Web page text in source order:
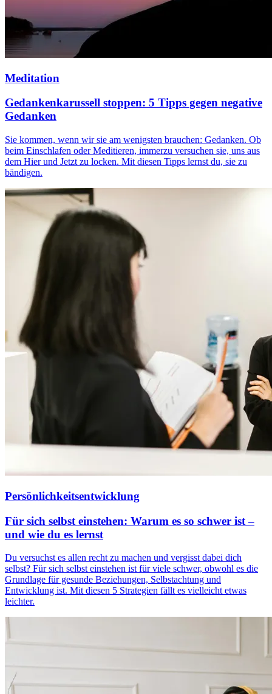
Meditation
Gedankenkarussell stoppen: 5 Tipps gegen negative
Gedanken
Sie kommen, wenn wir sie am wenigsten brauchen: Gedanken. Ob
beim Einschlafen oder Meditieren, immerzu versuchen sie, uns aus
dem Hier und Jetzt zu locken. Mit diesen Tipps lernst du, sie zu
bändigen.
Persönlichkeitsentwicklung
Für sich selbst einstehen: Warum es so schwer ist –
und wie du es lernst
Du versuchst es allen recht zu machen und vergisst dabei dich
selbst? Für sich selbst einstehen ist für viele schwer, obwohl es die
Grundlage für gesunde Beziehungen, Selbstachtung und
Entwicklung ist. Mit diesen 5 Strategien fällt es vielleicht etwas
leichter.